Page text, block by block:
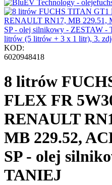
KOD:
6020948418
8 litrów
FLEX FR
RENAULT
MB 229.52,
SP - olej
TANIEJ